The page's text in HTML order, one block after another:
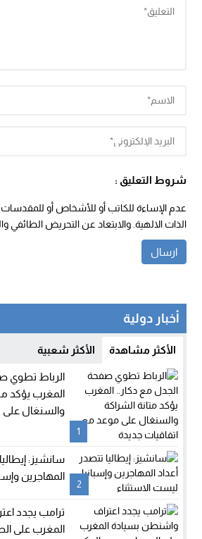
شروط التعليق :
عدم الإساءة للكاتب أو للأشخاص أو للمقدسات
الذات الالهية. والابتعاد عن التحريض الطائفي
أخبار دولية
الأكثر مشاهدة الأكثر شعبية
1
الرباط تطوي
المغرب يؤكد
والسنغال على
2
سانشيز:
المهاجرين
ترامب يجدد
المغرب على